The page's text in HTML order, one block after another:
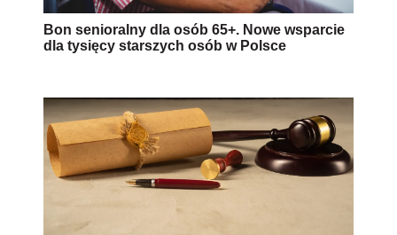
Bon senioralny dla osób 65+. Nowe wsparcie
dla tysięcy starszych osób w Polsce